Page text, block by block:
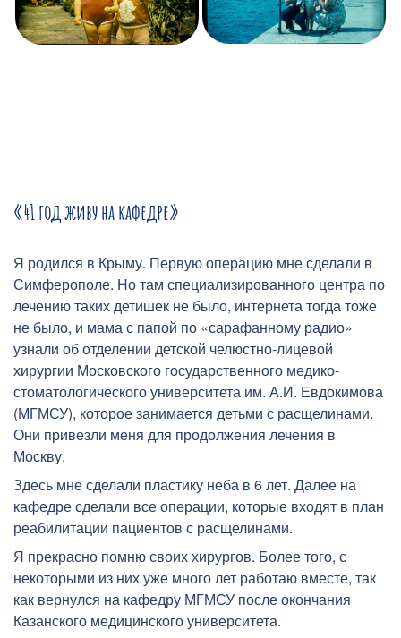
«41 год живу на кафедре»
Я родился в Крыму. Первую операцию мне сделали в
Симферополе. Но там специализированного центра по
лечению таких детишек не было, интернета тогда тоже
не было, и мама с папой по «сарафанному радио»
узнали об отделении детской челюстно-лицевой
хирургии Московского государственного медико-
стоматологического университета им. А.И. Евдокимова
(МГМСУ), которое занимается детьми с расщелинами.
Они привезли меня для продолжения лечения в
Москву.
Здесь мне сделали пластику неба в 6 лет. Далее на
кафедре сделали все операции, которые входят в план
реабилитации пациентов с расщелинами.
Я прекрасно помню своих хирургов. Более того, с
некоторыми из них уже много лет работаю вместе, так
как вернулся на кафедру МГМСУ после окончания
Казанского медицинского университета.